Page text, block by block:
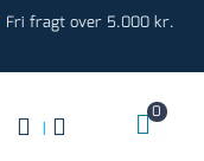
Fri fragt over 5.000 kr.
|
0